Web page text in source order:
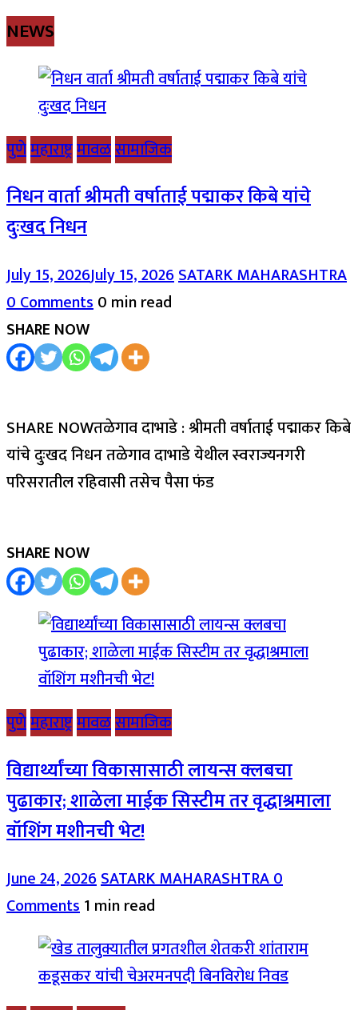
NEWS
पुणेमहाराष्ट्रमावळसामाजिक
निधन वार्ता श्रीमती वर्षाताई पद्माकर किबे यांचे
दुःखद निधन
July 15, 2026July 15, 2026SATARK MAHARASHTRA
0 Comments0 min read
SHARE NOW
SHARE NOWतळेगाव दाभाडे : श्रीमती वर्षाताई पद्माकर किबे
यांचे दुःखद निधन तळेगाव दाभाडे येथील स्वराज्यनगरी
परिसरातील रहिवासी तसेच पैसा फंड
SHARE NOW
पुणेमहाराष्ट्रमावळसामाजिक
विद्यार्थ्यांच्या विकासासाठी लायन्स क्लबचा
पुढाकार; शाळेला माईक सिस्टीम तर वृद्धाश्रमाला
वॉशिंग मशीनची भेट!
June 24, 2026SATARK MAHARASHTRA0
Comments1 min read